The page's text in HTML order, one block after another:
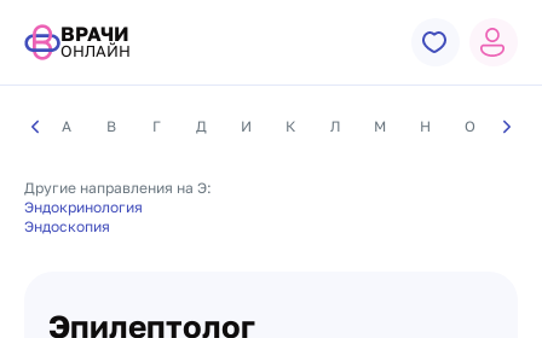
ВРАЧИ
ОНЛАЙН
А В Г Д И К Л М Н О П
Другие направления на Э:
Эндокринология
Эндоскопия
Эпилептолог